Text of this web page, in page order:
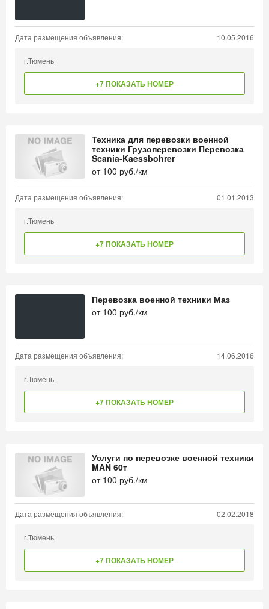
Дата размещения объявления: 10.05.2016
г.Тюмень
+7 ПОКАЗАТЬ НОМЕР
Техника для перевозки военной
техники Грузоперевозки Перевозка
Scania-Kaessbohrer
от 100 руб./км
Дата размещения объявления: 01.01.2013
г.Тюмень
+7 ПОКАЗАТЬ НОМЕР
Перевозка военной техники Маз
от 100 руб./км
Дата размещения объявления: 14.06.2016
г.Тюмень
+7 ПОКАЗАТЬ НОМЕР
Услуги по перевозке военной техники
MAN 60т
от 100 руб./км
Дата размещения объявления: 02.02.2018
г.Тюмень
+7 ПОКАЗАТЬ НОМЕР